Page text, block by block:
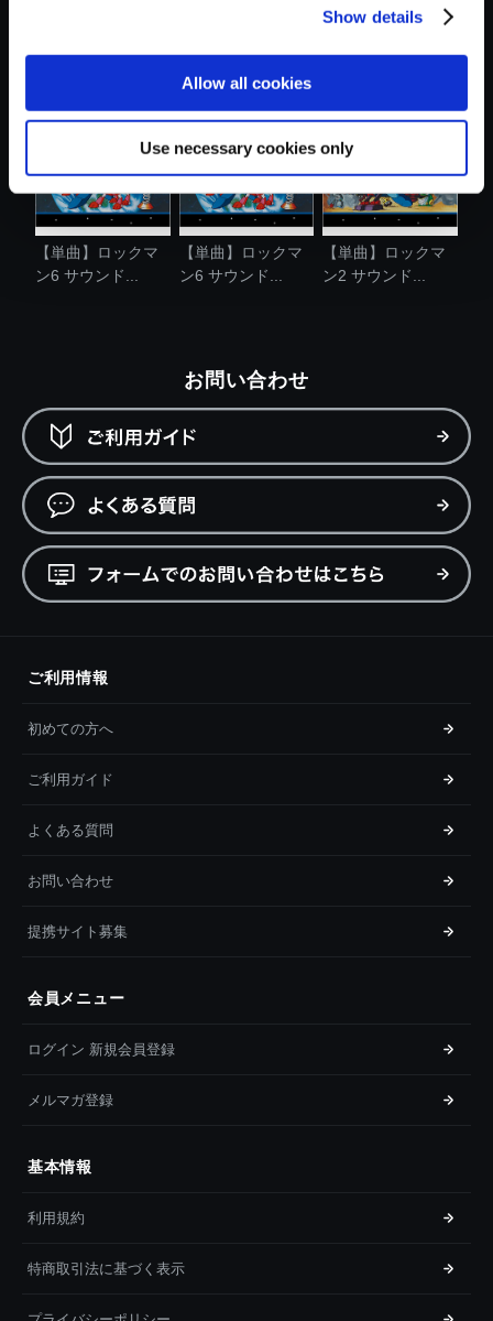
Show details
Allow all cookies
Use necessary cookies only
ン3 サウンド...
ン サウンド....
ン3 サウンド...
【単曲】ロックマ
ン6 サウンド...
【単曲】ロックマ
ン6 サウンド...
【単曲】ロックマ
ン2 サウンド...
お問い合わせ
ご利用情報
初めての方へ
ご利用ガイド
よくある質問
お問い合わせ
提携サイト募集
会員メニュー
ログイン 新規会員登録
メルマガ登録
基本情報
利用規約
特商取引法に基づく表示